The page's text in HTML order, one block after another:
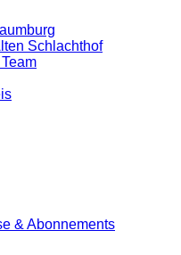
Schlachthof
& Abonnements